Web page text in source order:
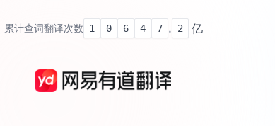
累计查词翻译次数 1 0 6 4 7 . 2 亿